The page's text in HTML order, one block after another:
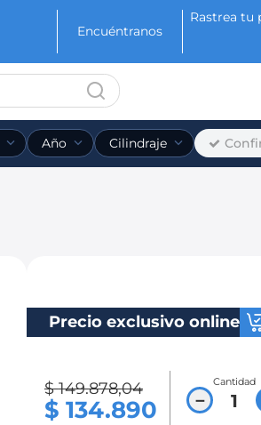
Encuéntranos
Rastrea tu
Año Cilindraje
Precio exclusivo online
$ 149.878,04
$ 134.890
Cantidad
－